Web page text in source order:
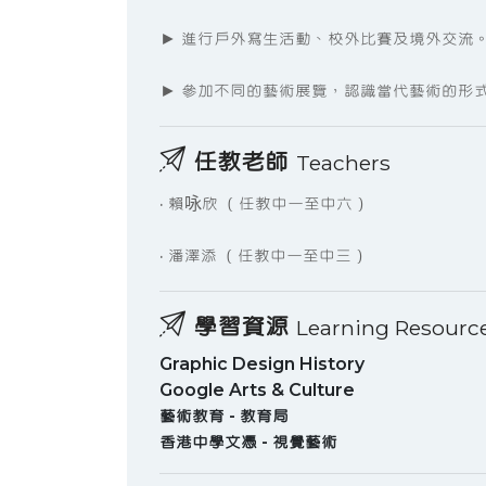
► 進行戶外寫生活動、校外比賽及境外交流。
► 參加不同的藝術展覽，認識當代藝術的形
任教老師 Teachers
· 賴咏欣 （任教中一至中六）
· 潘澤添 （任教中一至中三）
學習資源 Learning
Graphic Design History
Google Arts & Culture
藝術教育 - 教育局
香港中學文憑 - 視覺藝術